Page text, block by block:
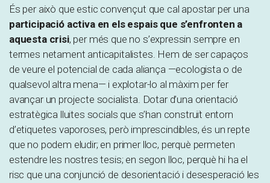
És per això que estic convençut que cal apostar per una
participació activa en els espais que s’enfronten a
aquesta crisi, per més que no s’expressin sempre en
termes netament anticapitalistes. Hem de ser capaços
de veure el potencial de cada aliança —ecologista o de
qualsevol altra mena— i explotar-lo al màxim per fer
avançar un projecte socialista. Dotar d’una orientació
estratègica lluites socials que s’han construït entorn
d’etiquetes vaporoses, però imprescindibles, és un repte
que no podem eludir; en primer lloc, perquè permeten
estendre les nostres tesis; en segon lloc, perquè hi ha el
risc que una conjunció de desorientació i desesperació les